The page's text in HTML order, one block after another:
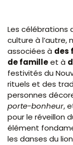
Les célébrations
culture à l’autre,
associées à des
de familleet à
festivités du
rituels et des
personnes
porte-bonheur,
pour le réveillon
élément
les danses du